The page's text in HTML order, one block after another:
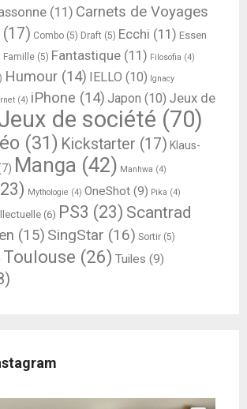
(11) Carnets de Voyages
(17) Combo (5) Draft (5) Ecchi (11) Essen
Famille (5) Fantastique (11) Filosofia (4)
Humour (14) IELLO (10) Ignacy
(4) iPhone (14) Japon (10) Jeux de
de société (70)
(31) Kickstarter (17) Klaus-
Manga (42) Manhwa (4)
Mythologie (4) OneShot (9) Pika (4)
(6) PS3 (23) Scantrad
(15) SingStar (16) Sortir (5)
Toulouse (26) Tuiles (9)